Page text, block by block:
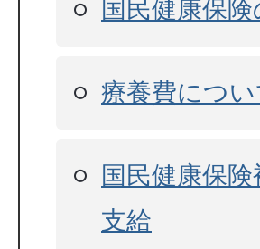
国民健康保
療養費につい
国民健康保
支給